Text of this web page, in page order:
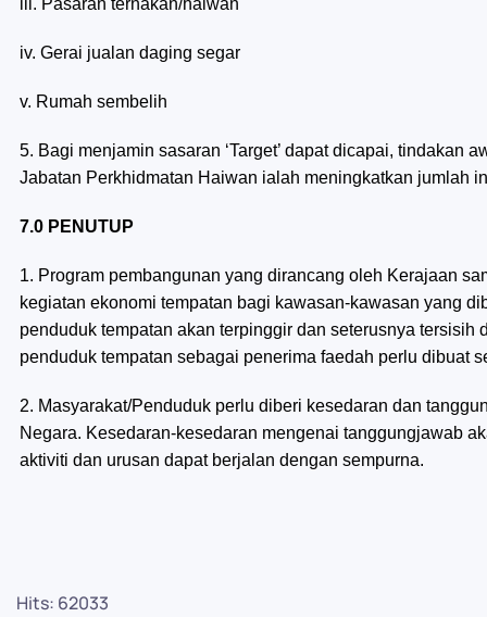
iii. Pasaran ternakan/haiwan
iv. Gerai jualan daging segar
v. Rumah sembelih
5. Bagi menjamin sasaran ‘Target’ dapat dicapai, tindakan
Jabatan Perkhidmatan Haiwan ialah meningkatkan jumlah
7.0 PENUTUP
1. Program pembangunan yang dirancang oleh Kerajaan
kegiatan ekonomi tempatan bagi kawasan-kawasan yang
penduduk tempatan akan terpinggir dan seterusnya
penduduk tempatan sebagai penerima faedah perlu dibuat
2. Masyarakat/Penduduk perlu diberi kesedaran dan
Negara. Kesedaran-kesedaran mengenai tanggungjawab
aktiviti dan urusan dapat berjalan dengan sempurna.
Hits: 62033